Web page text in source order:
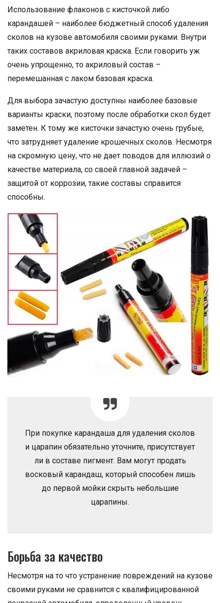
Использование флаконов с кисточкой либо
карандашей – наиболее бюджетный способ удаления
сколов на кузове автомобиля своими руками. Внутри
таких составов акриловая краска. Если говорить уж
очень упрощенно, то акриловый состав –
перемешанная с лаком базовая краска.
Для выбора зачастую доступны наиболее базовые
варианты краски, поэтому после обработки скол будет
заметен. К тому же кисточки зачастую очень грубые,
что затрудняет удаление крошечных сколов. Несмотря
на скромную цену, что не дает поводов для иллюзий о
качестве материала, со своей главной задачей –
защитой от коррозии, такие составы справится
способны.
При покупке карандаша для удаления сколов
и царапин обязательно уточните, присутствует
ли в составе пигмент. Вам могут продать
восковый карандаш, который способен лишь
до первой мойки скрыть небольшие
царапины.
Борьба за качество
Несмотря на то что устранение повреждений на кузове
своими руками не сравнится с квалифицированной